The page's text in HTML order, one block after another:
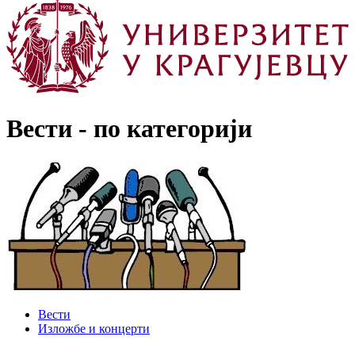
Вести - по категорији
Вести
Изложбе и концерти